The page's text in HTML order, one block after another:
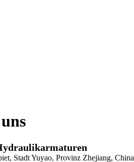
Stadt Yuyao, Provinz Zhejiang, China